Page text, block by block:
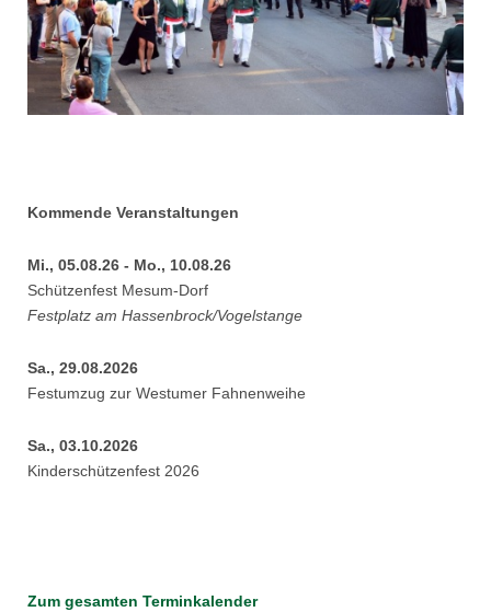
Kommende Veranstaltungen
Mi., 05.08.26 - Mo., 10.08.26
Schützenfest Mesum-Dorf
Festplatz am Hassenbrock/Vogelstange
Sa., 29.08.2026
Festumzug zur Westumer Fahnenweihe
Sa., 03.10.2026
Kinderschützenfest 2026
Zum gesamten Terminkalender